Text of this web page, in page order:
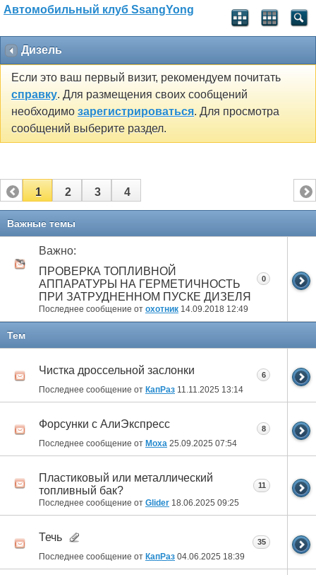
Автомобильный клуб SsangYong
Дизель
Если это ваш первый визит, рекомендуем почитать
справку. Для размещения своих сообщений
необходимо зарегистрироваться. Для просмотра
сообщений выберите раздел.
1 2 3 4
Важные темы
Важно:
ПРОВЕРКА ТОПЛИВНОЙ
АППАРАТУРЫ НА ГЕРМЕТИЧНОСТЬ
ПРИ ЗАТРУДНЕННОМ ПУСКЕ ДИЗЕЛЯ
Последнее сообщение от охотник 14.09.2018 12:49
0
Тем
Чистка дроссельной заслонки
Последнее сообщение от КапРаз 11.11.2025 13:14
6
Форсунки с АлиЭкспресс
Последнее сообщение от Moxa 25.09.2025 07:54
8
Пластиковый или металлический
топливный бак?
Последнее сообщение от Glider 18.06.2025 09:25
11
Течь
Последнее сообщение от КапРаз 04.06.2025 18:39
35